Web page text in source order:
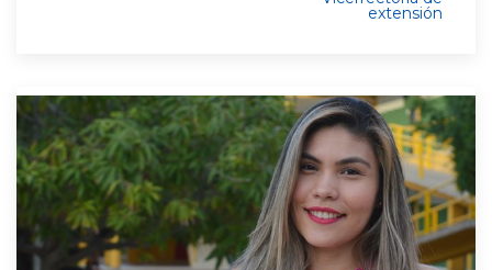
extensión